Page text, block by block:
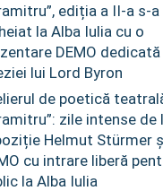
ediția a II-a s-a
la Alba Iulia cu o
DEMO dedicată
lui Lord Byron
de poetică
zile intense de
Helmut Stürmer
cu intrare liberă
la Alba Iulia